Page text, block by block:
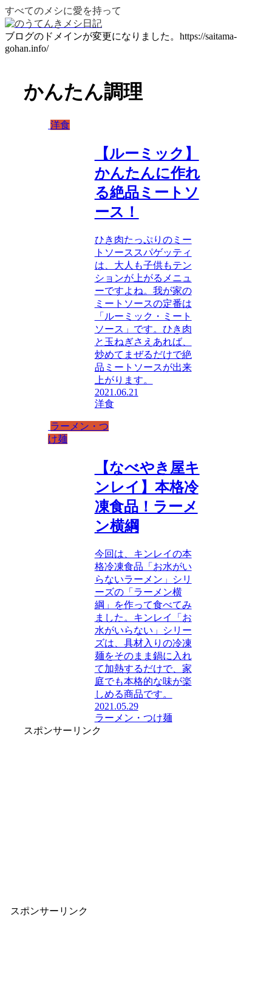
すべてのメシに愛を持って
ブログのドメインが変更になりました。https://saitama-
gohan.info/
かんたん調理
洋食
【ルーミック】
かんたんに作れ
る絶品ミートソ
ース！
ひき肉たっぷりのミー
トソーススパゲッティ
は、大人も子供もテン
ションが上がるメニュ
ーですよね。我が家の
ミートソースの定番は
「ルーミック・ミート
ソース」です。ひき肉
と玉ねぎさえあれば、
炒めてまぜるだけで絶
品ミートソースが出来
上がります。
2021.06.21
洋食
ラーメン・つ
け麺
【なべやき屋キ
ンレイ】本格冷
凍食品！ラーメ
ン横綱
今回は、キンレイの本
格冷凍食品「お水がい
らないラーメン」シリ
ーズの「ラーメン横
綱」を作って食べてみ
ました。キンレイ「お
水がいらない」シリー
ズは、具材入りの冷凍
麺をそのまま鍋に入れ
て加熱するだけで、家
庭でも本格的な味が楽
しめる商品です。
2021.05.29
ラーメン・つけ麺
スポンサーリンク
スポンサーリンク